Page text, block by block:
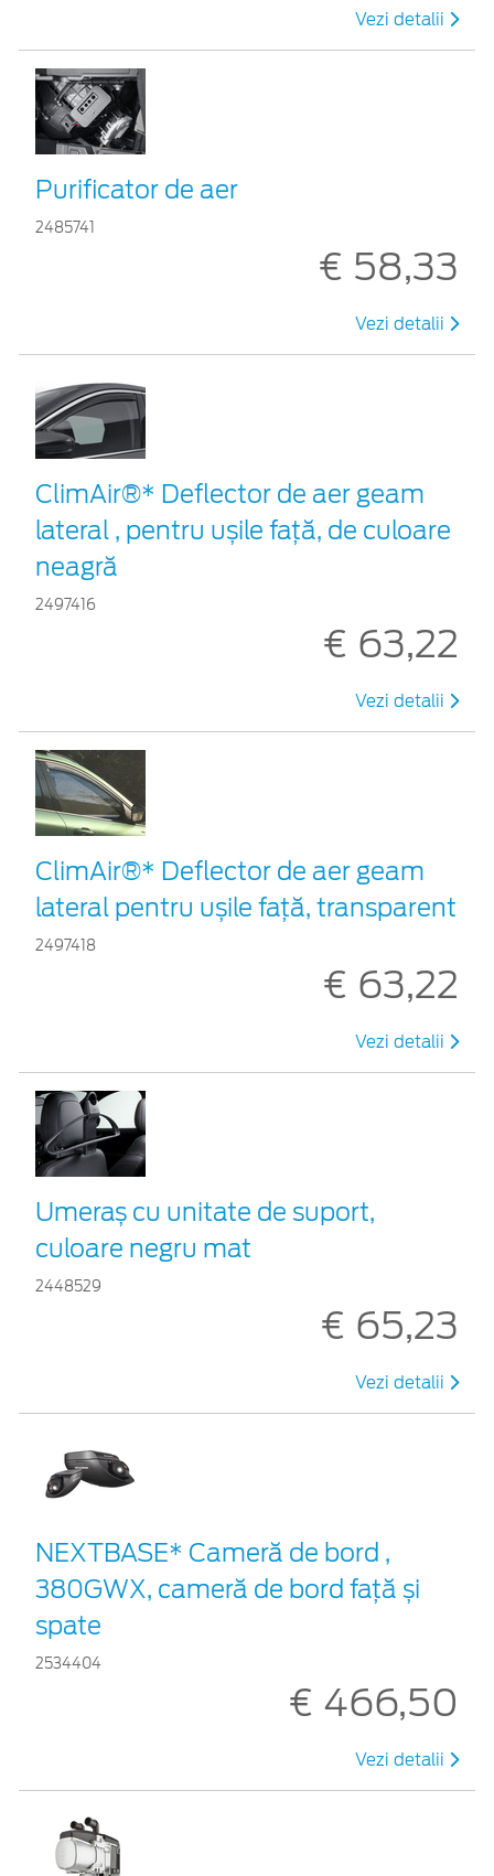
Vezi detalii
Purificator de aer
2485741
€ 58,33
Vezi detalii
ClimAir®* Deflector de aer geam
lateral , pentru ușile față, de culoare
neagră
2497416
€ 63,22
Vezi detalii
ClimAir®* Deflector de aer geam
lateral pentru ușile față, transparent
2497418
€ 63,22
Vezi detalii
Umeraș cu unitate de suport,
culoare negru mat
2448529
€ 65,23
Vezi detalii
NEXTBASE* Cameră de bord ,
380GWX, cameră de bord față și
spate
2534404
€ 466,50
Vezi detalii